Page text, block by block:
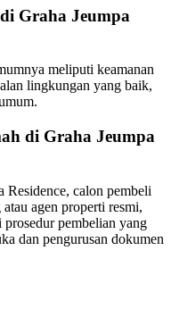
Graha Jeumpa
meliputi keamanan
lingkungan yang baik,
di Graha Jeumpa
Residence, calon pembeli
agen properti resmi,
pembelian yang
dan pengurusan dokumen